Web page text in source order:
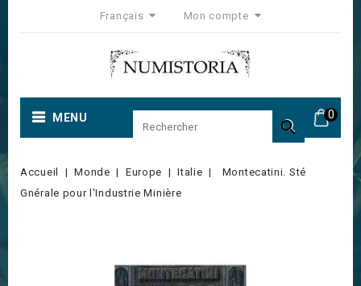
Français Mon compte
0
MENU 
Accueil Monde Europe Italie
Montecatini. Sté
Gnérale pour l'Industrie Minière